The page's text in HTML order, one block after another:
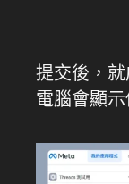
提交後，
電腦會顯